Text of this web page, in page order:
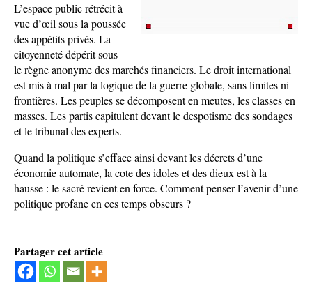
L’espace public rétrécit à
vue d’œil sous la poussée
des appétits privés. La
citoyenneté dépérit sous
le règne anonyme des marchés financiers. Le droit international
est mis à mal par la logique de la guerre globale, sans limites ni
frontières. Les peuples se décomposent en meutes, les classes en
masses. Les partis capitulent devant le despotisme des sondages
et le tribunal des experts.
Quand la politique s’efface ainsi devant les décrets d’une
économie automate, la cote des idoles et des dieux est à la
hausse : le sacré revient en force. Comment penser l’avenir d’une
politique profane en ces temps obscurs ?
Partager cet article